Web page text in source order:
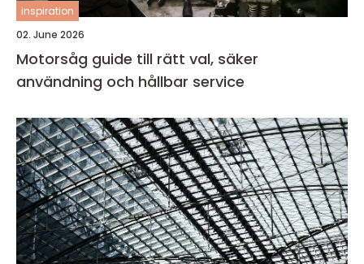
inspiration
02. June 2026
Motorsåg guide till rätt val, säker
användning och hållbar service